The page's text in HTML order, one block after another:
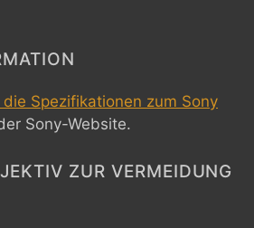
Spezifikationen zum Sony
Sony-Website.
ZUR VERMEIDUNG